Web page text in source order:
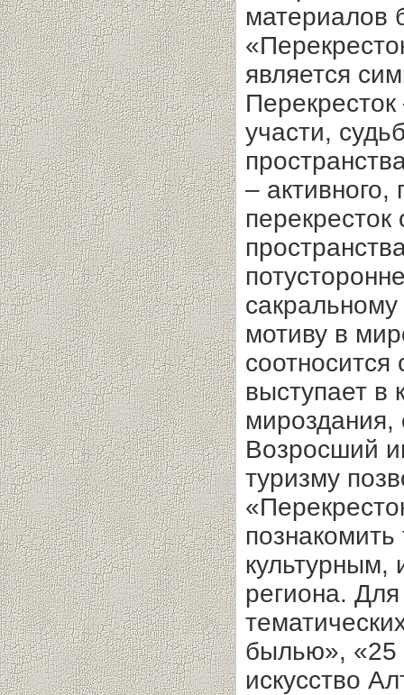
материалов
является
участи,
– активного,
перекресток
мотиву в
выступает в
мироздания,
Возросший
туризму
культурным,
региона.
былью», «25
искусство